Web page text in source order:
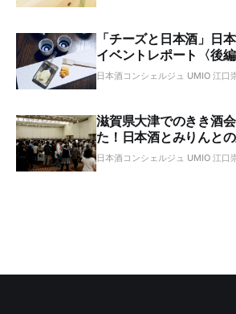
「チーズと日本酒」日
イベントレポート〈後編
日本酒コンシェルジュ UMIO 江口
滋賀県大津でのきき酒
た！日本酒とみりんと
日本酒コンシェルジュ UMIO 江口